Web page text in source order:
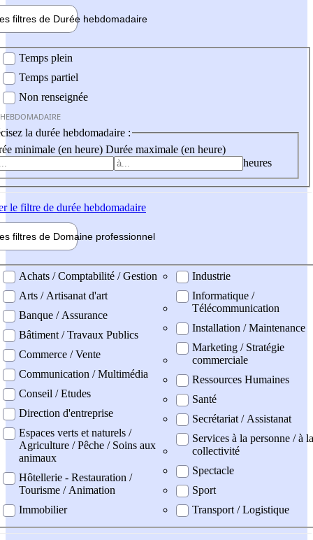
filtres de Durée hebdomadaire
Temps plein
Temps partiel
Non renseignée
la durée hebdomadaire :
minimale (en heure) Durée maximale (en heure)
heures
le filtre de durée hebdomadaire
filtres de Domaine professionnel
professionel
Achats / Comptabilité / Gestion
Arts / Artisanat d'art
Banque / Assurance
Bâtiment / Travaux Publics
Commerce / Vente
Communication / Multimédia
Conseil / Etudes
Direction d'entreprise
Espaces verts et naturels /
Agriculture / Pêche / Soins aux
animaux
Hôtellerie - Restauration /
Tourisme / Animation
Immobilier
Industrie
Informatique /
Télécommunication
Installation / Maintenance
Marketing / Stratégie
commerciale
Ressources Humaines
Santé
Secrétariat / Assistanat
Services à la personne / à la
collectivité
Spectacle
Sport
Transport / Logistique